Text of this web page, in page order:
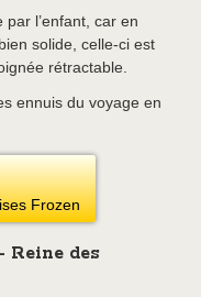
l’enfant, car en
solide, celle-ci est
rétractable.
ennuis du voyage en
Frozen
Reine des